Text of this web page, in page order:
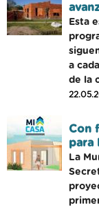
Esta
a
de la
Con
para
La